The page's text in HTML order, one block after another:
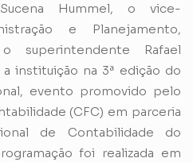
Hummel, o vice-
e Planejamento,
superintendente Rafael
instituição na 3ª edição do
evento promovido pelo
(CFC) em parceria
de Contabilidade do
foi realizada em